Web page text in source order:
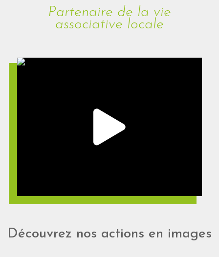
Partenaire de la vie
associative locale
Découvrez nos actions en images